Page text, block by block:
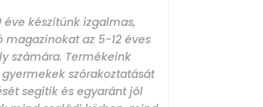
készítünk izgalmas,
magazinokat az 5-12 éves
számára. Termékeink
szórakoztatását
segítik és egyaránt jól